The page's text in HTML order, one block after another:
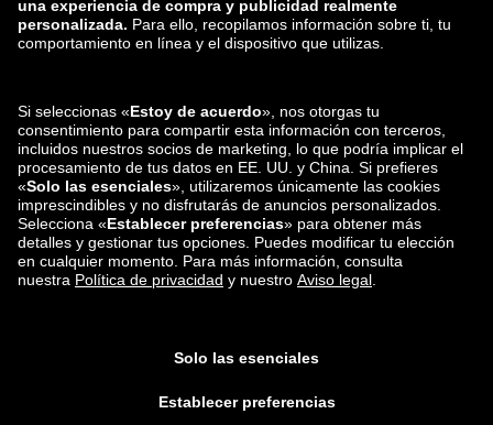
zalando-lounge.ro zalando-lounge.hr
zalando-lounge.lu zalando-lounge.ee
zalando-lounge.lv zalando-lounge.no
También nos
encuentras en
*En comparación con el precio de venta recomendado